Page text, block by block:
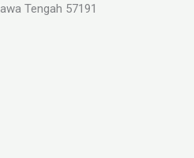
Tengah 57191